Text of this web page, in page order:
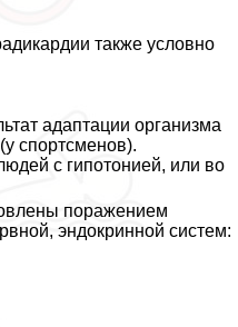
также условно
адаптации организма
спортсменов).
с гипотонией, или во
поражением
эндокринной систем: